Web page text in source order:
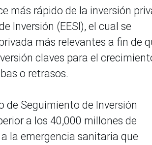
más rápido de la inversión
Inversión (EESI), el cual se
más relevantes a fin de
claves para el
o retrasos.
de Seguimiento de Inversión
a los 40,000 millones de
la emergencia sanitaria que